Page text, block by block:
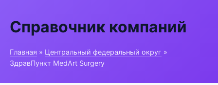
Справочник компаний
Главная » Центральный федеральный округ »
ЗдравПункт MedArt Surgery